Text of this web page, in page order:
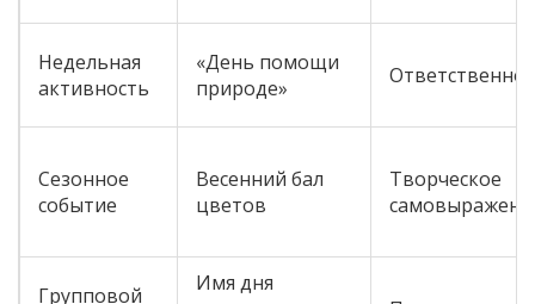
Недельная
активность
«День помощи
природе»
Сезонное
событие
Весенний бал
цветов
Творческое
Групповой
Имя дня